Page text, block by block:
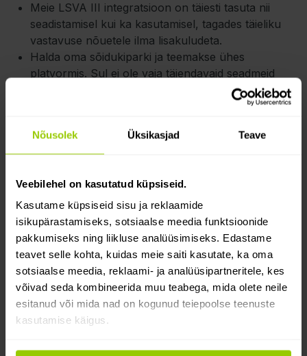
Nõusolek Üksikasjad Teave
Veebilehel on kasutatud küpsiseid.
Kasutame küpsiseid sisu ja reklaamide
isikupärastamiseks, sotsiaalse meedia funktsioonide
pakkumiseks ning liikluse analüüsimiseks. Edastame
teavet selle kohta, kuidas meie saiti kasutate, ka oma
sotsiaalse meedia, reklaami- ja analüüsipartneritele, kes
võivad seda kombineerida muu teabega, mida olete neile
esitanud või mida nad on kogunud teiepoolse teenuste
kasutamise käigus.
Meie LSVA III integratsioon on täiesti tasuta nii
seadistamisel kui ka kasutamisel, tagades täieliku
vastavuse nõuetele ilma lisakuludeta.
Halda oma sõidukiparki ja teemakse ühes
platvormis. Sul ei ole vaja täiendavaid seadmeid
ega teenuseid. Ei mingeid lisakulusid ega ajakulu
seadistustele, paigaldustele või platvormide vahel
Andmeedastus ja arveldamine toimuvad
automaatselt, vähendades käsitsi tehtavaid vigu ja
Integratsioon sisaldab ka automaatset veoki ja
haagise ühendamist teemaksuaruandluseks –
sõidukijuhilt ega sõidukipargi haldurilt pole mingit
tegevust vaja (mõlemal peab olema paigaldatud
ühilduv seade).
Kuidas see toimib:
Sul peab olema Maponi ja Šveitsi ePortali konto.